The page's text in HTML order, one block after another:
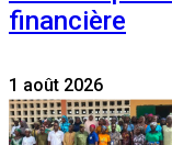
financière
1 août 2026